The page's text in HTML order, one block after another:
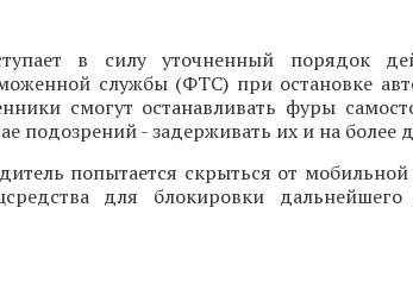
в силу уточненный порядок
службы (ФТС) при остановке
смогут останавливать фуры
подозрений - задерживать их и на более
попытается скрыться от
для блокировки